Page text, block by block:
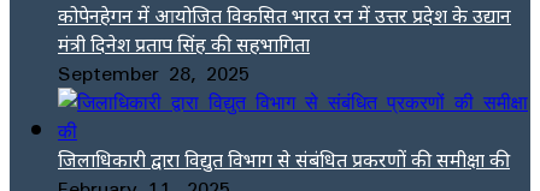
कोपेनहेगन में आयोजित विकसित भारत रन में उत्तर प्रदेश के उद्यान
मंत्री दिनेश प्रताप सिंह की सहभागिता
September 28, 2025
जिलाधिकारी द्वारा विद्युत विभाग से संबंधित प्रकरणों की समीक्षा की